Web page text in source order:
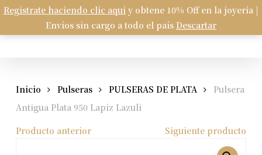
Registrate haciendo clic aquí y obtene 10% Off en la joyería |
Envíos sin cargo a todo el país Descartar
Skip
main
search
Carrito Cart
Inicio Pulseras PULSERAS DE PLATA
Pulsera
Antigua Plata 950 Lapiz Lazuli
Producto anterior
Siguiente producto